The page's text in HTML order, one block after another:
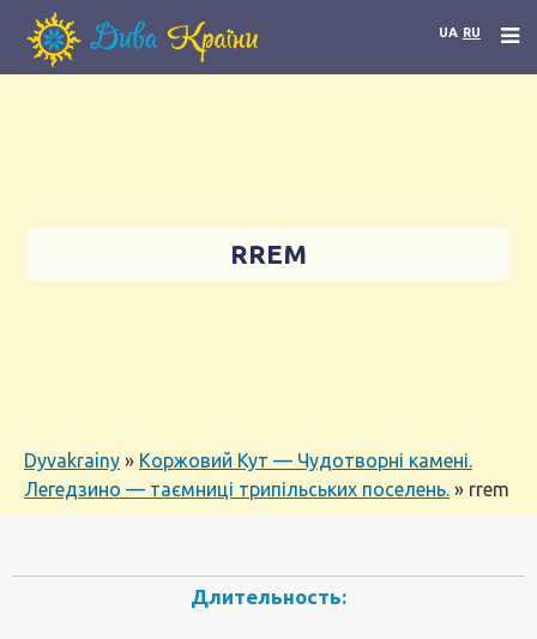
UA RU
RREM
Dyvakrainy » Коржовий Кут — Чудотворні камені.
Легедзино — таємниці трипільських поселень. » rrem
Длительность: